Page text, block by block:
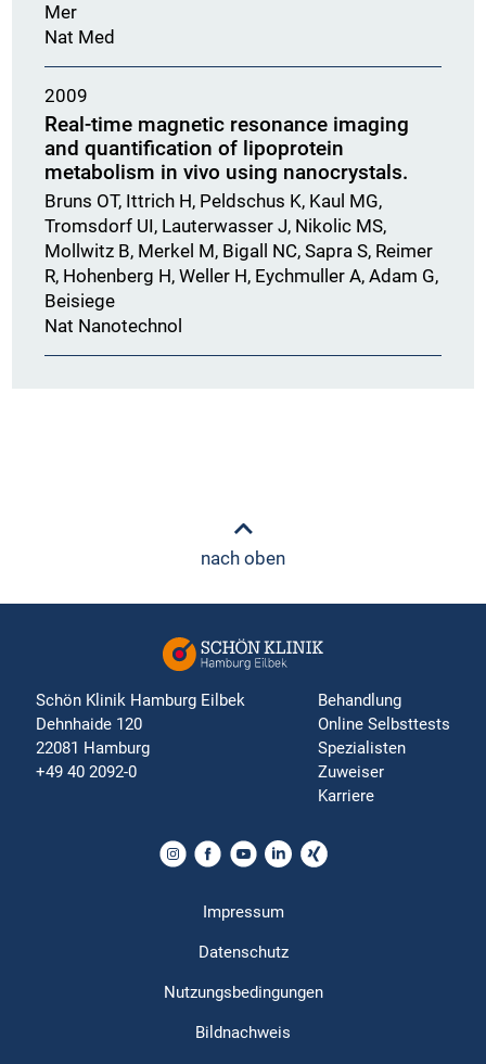
Mer
Nat Med
2009
Real-time magnetic resonance imaging
and quantification of lipoprotein
metabolism in vivo using nanocrystals.
Bruns OT, Ittrich H, Peldschus K, Kaul MG,
Tromsdorf UI, Lauterwasser J, Nikolic MS,
Mollwitz B, Merkel M, Bigall NC, Sapra S, Reimer
R, Hohenberg H, Weller H, Eychmuller A, Adam G,
Beisiege
Nat Nanotechnol
nach oben
Schön Klinik Hamburg Eilbek
Dehnhaide 120
22081 Hamburg
+49 40 2092-0
Behandlung
Online Selbsttests
Spezialisten
Zuweiser
Karriere
Impressum
Datenschutz
Nutzungsbedingungen
Bildnachweis